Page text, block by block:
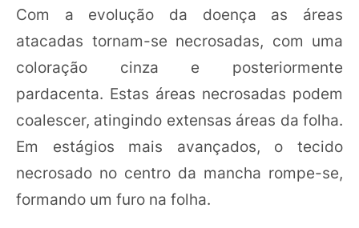
Com a evolução da doença as áreas
atacadas tornam-se necrosadas, com uma
coloração cinza e posteriormente
pardacenta. Estas áreas necrosadas podem
coalescer, atingindo extensas áreas da folha.
Em estágios mais avançados, o tecido
necrosado no centro da mancha rompe-se,
formando um furo na folha.